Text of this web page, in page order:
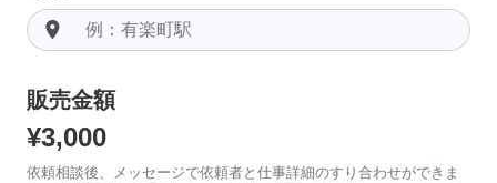
room
販売金額
¥3,000
依頼相談後、メッセージで依頼者と仕事詳細のすり合わせができま